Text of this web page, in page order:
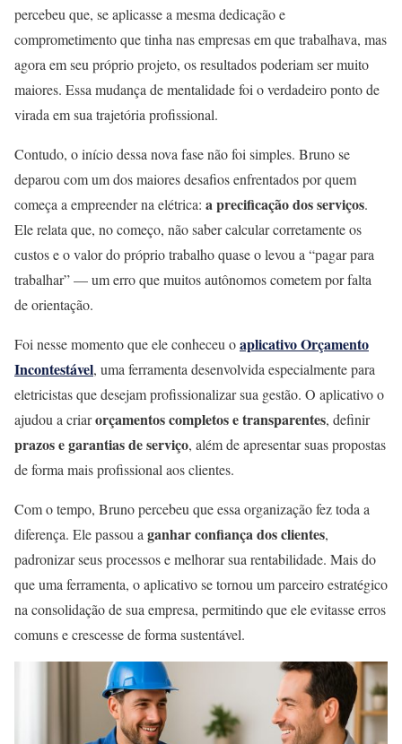
percebeu que, se aplicasse a mesma dedicação e
comprometimento que tinha nas empresas em que trabalhava, mas
agora em seu próprio projeto, os resultados poderiam ser muito
maiores. Essa mudança de mentalidade foi o verdadeiro ponto de
virada em sua trajetória profissional.
Contudo, o início dessa nova fase não foi simples. Bruno se
deparou com um dos maiores desafios enfrentados por quem
começa a empreender na elétrica: a precificação dos serviços.
Ele relata que, no começo, não saber calcular corretamente os
custos e o valor do próprio trabalho quase o levou a “pagar para
trabalhar” — um erro que muitos autônomos cometem por falta
de orientação.
Foi nesse momento que ele conheceu oaplicativo Orçamento
Incontestável, uma ferramenta desenvolvida especialmente para
eletricistas que desejam profissionalizar sua gestão. O aplicativo o
ajudou a criarorçamentos completos e transparentes, definir
prazos e garantias de serviço, além de apresentar suas propostas
de forma mais profissional aos clientes.
Com o tempo, Bruno percebeu que essa organização fez toda a
diferença. Ele passou a ganhar confiança dos clientes,
padronizar seus processos e melhorar sua rentabilidade. Mais do
que uma ferramenta, o aplicativo se tornou um parceiro estratégico
na consolidação de sua empresa, permitindo que ele evitasse erros
comuns e crescesse de forma sustentável.